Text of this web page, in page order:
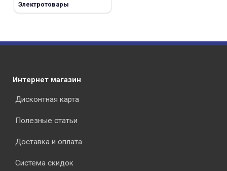
Электротовары
Интернет магазин
Дисконтная карта
Полезные статьи
Доставка и оплата
Система скидок